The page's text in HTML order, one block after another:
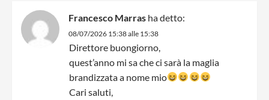
Francesco Marras ha detto:
08/07/2026 15:38 alle 15:38
Direttore buongiorno,
quest’anno mi sa che ci sarà la maglia
brandizzata a nome mio
Cari saluti,